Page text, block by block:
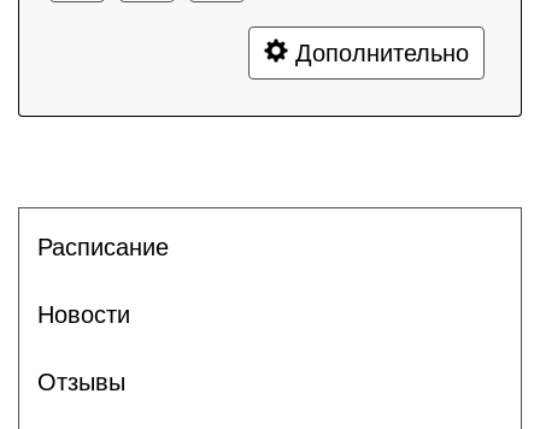
Дополнительно
Расписание
Новости
Отзывы